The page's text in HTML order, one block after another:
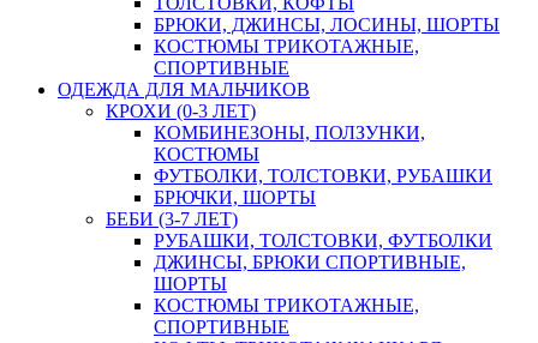
БРЮКИ, ДЖИНСЫ, ЛОСИНЫ, ШОРТЫ
КОСТЮМЫ ТРИКОТАЖНЫЕ,
СПОРТИВНЫЕ
ОДЕЖДА ДЛЯ МАЛЬЧИКОВ
КРОХИ (0-3 ЛЕТ)
КОМБИНЕЗОНЫ, ПОЛЗУНКИ,
КОСТЮМЫ
ФУТБОЛКИ, ТОЛСТОВКИ, РУБАШКИ
БРЮЧКИ, ШОРТЫ
БЕБИ (3-7 ЛЕТ)
РУБАШКИ, ТОЛСТОВКИ, ФУТБОЛКИ
ДЖИНСЫ, БРЮКИ СПОРТИВНЫЕ,
ШОРТЫ
КОСТЮМЫ ТРИКОТАЖНЫЕ,
СПОРТИВНЫЕ